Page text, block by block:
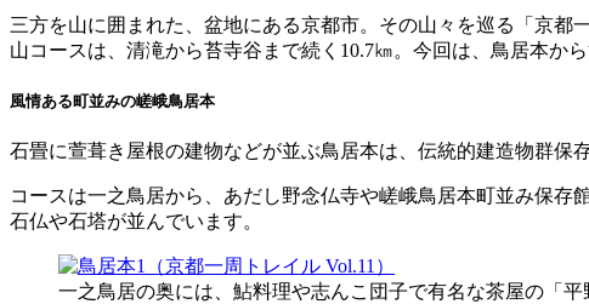
共
有
三方を山に囲まれた、盆地にある京都市。その山々を巡る「京
山コースは、清滝から苔寺谷まで続く10.7㎞。今回は、鳥居本か
風情ある町並みの嵯峨鳥居本
石畳に萱葺き屋根の建物などが並ぶ鳥居本は、伝統的建造物群保
コースは一之鳥居から、あだし野念仏寺や嵯峨鳥居本町並み保
石仏や石塔が並んでいます。
一之鳥居の奥には、鮎料理や志んこ団子で有名な茶屋の「平